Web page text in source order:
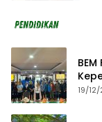
dan
19/